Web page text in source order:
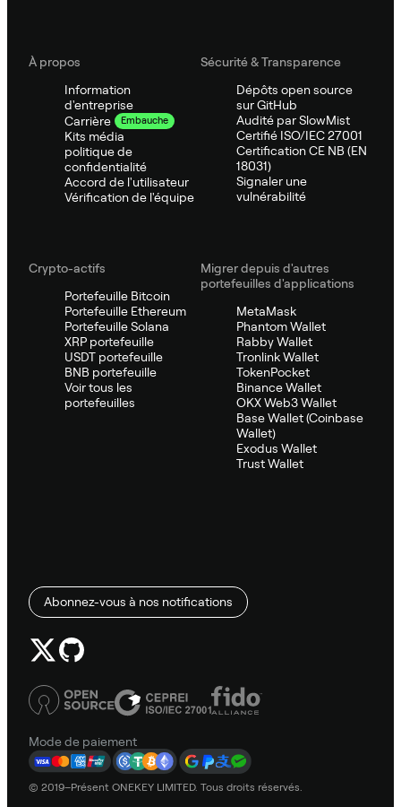
À propos
Information
d'entreprise
Carrière
Embauche
Kits média
politique de
confidentialité
Accord de l'utilisateur
Vérification de l'équipe
Sécurité & Transparence
Dépôts open source
sur GitHub
Audité par SlowMist
Certifié ISO/IEC 27001
Certification CE NB (EN
18031)
Signaler une
vulnérabilité
Crypto-actifs
Portefeuille Bitcoin
Portefeuille Ethereum
Portefeuille Solana
XRP portefeuille
USDT portefeuille
BNB portefeuille
Voir tous les
portefeuilles
Migrer depuis d'autres
portefeuilles d'applications
MetaMask
Phantom Wallet
Rabby Wallet
Tronlink Wallet
TokenPocket
Binance Wallet
OKX Web3 Wallet
Base Wallet (Coinbase
Wallet)
Exodus Wallet
Trust Wallet
Abonnez-vous à nos notifications
Mode de paiement
© 2019–Présent ONEKEY LIMITED. Tous droits réservés.